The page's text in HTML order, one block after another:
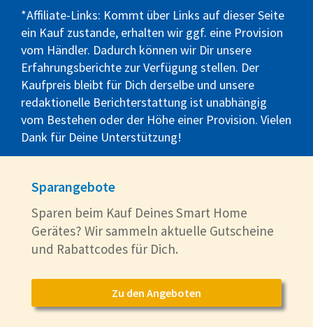
*Affiliate-Links: Kommt über Links auf dieser Seite
ein Kauf zustande, erhalten wir ggf. eine Provision
vom Händler. Dadurch können wir Dir unsere
Erfahrungsberichte zur Verfügung stellen. Der
Kaufpreis bleibt für Dich derselbe und unsere
redaktionelle Berichterstattung ist unabhängig
vom Bestehen oder der Höhe einer Provision. Vielen
Dank für Deine Unterstützung!
Sparangebote
Sparen beim Kauf Deines Smart Home
Gerätes? Wir sammeln aktuelle Gutscheine
und Rabattcodes für Dich.
Zu den Angeboten